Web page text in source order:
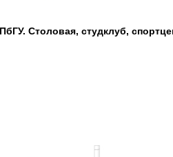
Столовая, студклуб,